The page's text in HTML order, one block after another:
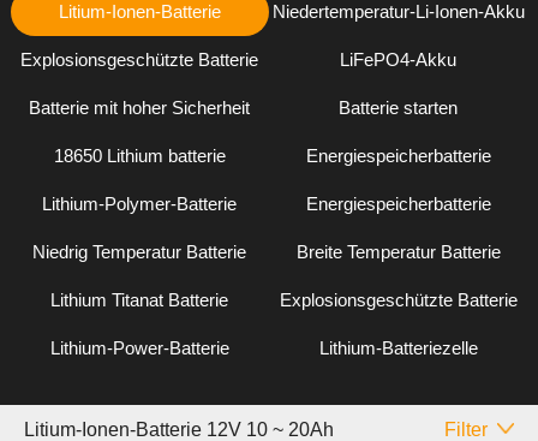
Litium-Ionen-Batterie Niedertemperatur-Li-Ionen-Akku
Explosionsgeschützte Batterie LiFePO4-Akku
Batterie mit hoher Sicherheit Batterie starten
18650 Lithium batterie Energiespeicherbatterie
Lithium-Polymer-Batterie Energiespeicherbatterie
Niedrig Temperatur Batterie Breite Temperatur Batterie
Lithium Titanat Batterie Explosionsgeschützte Batterie
Lithium-Power-Batterie Lithium-Batteriezelle
Litium-Ionen-Batterie 12V 10 ~ 20Ah Filter